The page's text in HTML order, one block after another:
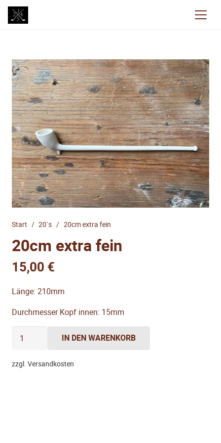
Start / 20`s / 20cm extra fein
20cm extra fein
15,00 €
Länge: 210mm
Durchmesser Kopf innen: 15mm
extra
Menge
IN DEN WARENKORB
zzgl. Versandkosten